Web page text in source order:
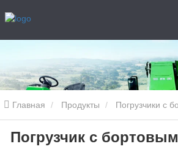
Главная Продукты Погрузчики с
сельском хозяйстве Погрузчик с
Погрузчик с